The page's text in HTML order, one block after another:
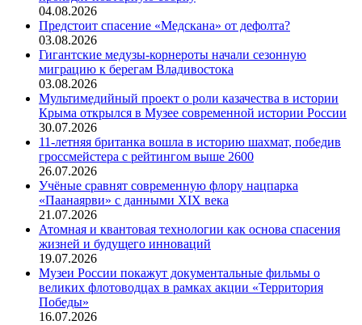
04.08.2026
Предстоит спасение «Медскана» от дефолта?
03.08.2026
Гигантские медузы-корнероты начали сезонную
миграцию к берегам Владивостока
03.08.2026
Мультимедийный проект о роли казачества в истории
Крыма открылся в Музее современной истории России
30.07.2026
11-летняя британка вошла в историю шахмат, победив
гроссмейстера с рейтингом выше 2600
26.07.2026
Учёные сравнят современную флору нацпарка
«Паанаярви» с данными XIX века
21.07.2026
Атомная и квантовая технологии как основа спасения
жизней и будущего инноваций
19.07.2026
Музеи России покажут документальные фильмы о
великих флотоводцах в рамках акции «Территория
Победы»
16.07.2026